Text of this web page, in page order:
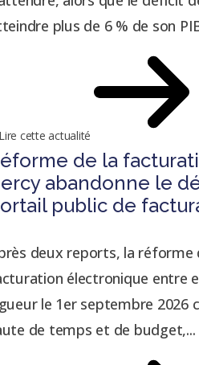
plus de 6 % de son
cette actualité
de la
abandonne le
public de
deux reports, la réforme
électronique entre
le 1er septembre 2026
de temps et de budget,...